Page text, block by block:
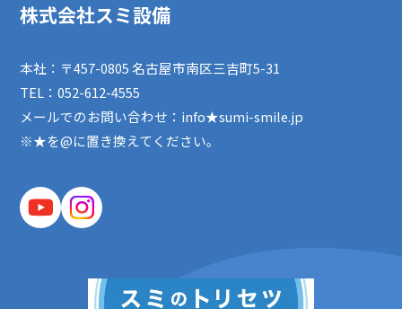
株式会社スミ設備
本社：〒457-0805 名古屋市南区三吉町5-31
TEL：052-612-4555
メールでのお問い合わせ：info★sumi-smile.jp
※★を@に置き換えてください。